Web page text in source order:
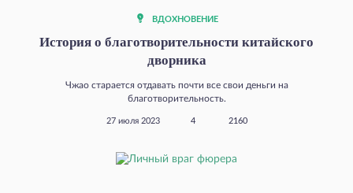
ВДОХНОВЕНИЕ
История о благотворительности китайского
дворника
Чжао старается отдавать почти все свои деньги на
благотворительность.
27 июля 2023 4 2160